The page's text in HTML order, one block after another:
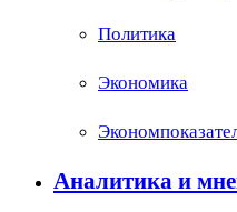
Политика
Экономика
Аналитика и